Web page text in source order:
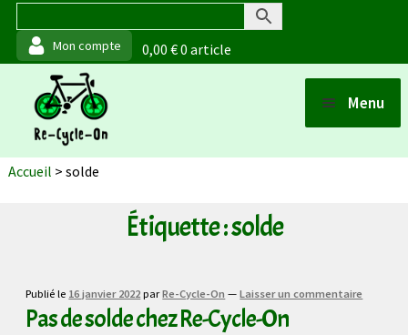
0,00€0 article
Aller
navigation
Aller
au
contenu
Menu
Boutique
Points de vente
Accueil > solde
Étiquette :solde
Publié le 16 janvier 2022 parRe-Cycle-On —Laisser un commentaire
Pas de solde chez Re-Cycle-On